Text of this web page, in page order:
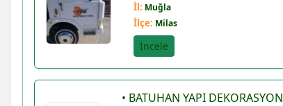
Erdal senel
Hüseyin muş
Mustafa yavuz
İl: Muğla
İlçe: Milas
İncele
• BATUHAN YAPI DEKORASYON